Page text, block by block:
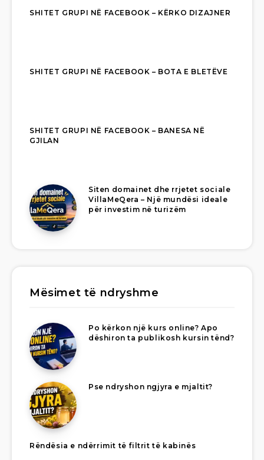
SHITET GRUPI NË FACEBOOK – KËRKO DIZAJNER
SHITET GRUPI NË FACEBOOK – BOTA E BLETËVE
SHITET GRUPI NË FACEBOOK – BANESA NË
GJILAN
Siten domainet dhe rrjetet sociale
VillaMeQera – Një mundësi ideale
për investim në turizëm
Mësimet të ndryshme
Po kërkon një kurs online? Apo
dëshiron ta publikosh kursin tënd?
Pse ndryshon ngjyra e mjaltit?
Rëndësia e ndërrimit të filtrit të kabinës